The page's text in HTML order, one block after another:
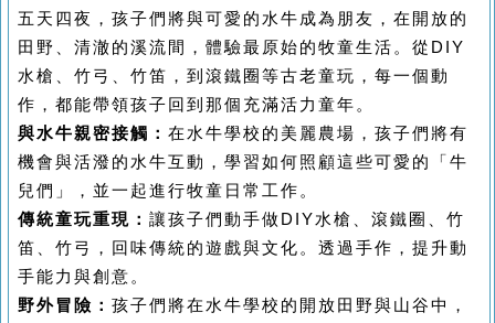
五天四夜，孩子們將與可愛的水牛成為朋友，在開放的
田野、清澈的溪流間，體驗最原始的牧童生活。從DIY
水槍、竹弓、竹笛，到滾鐵圈等古老童玩，每一個動
作，都能帶領孩子回到那個充滿活力童年。
與水牛親密接觸： 在水牛學校的美麗農場，孩子們將有
機會與活潑的水牛互動，學習如何照顧這些可愛的「牛
兒們」，並一起進行牧童日常工作。
傳統童玩重現： 讓孩子們動手做DIY水槍、滾鐵圈、竹
笛、竹弓，回味傳統的遊戲與文化。透過手作，提升動
手能力與創意。
野外冒險： 孩子們將在水牛學校的開放田野與山谷中，